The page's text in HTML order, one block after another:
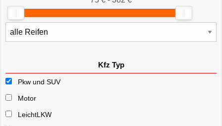
Kfz Typ
Pkw und SUV
Motor
LeichtLKW